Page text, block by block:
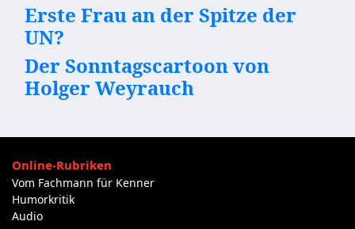
Erste Frau an der Spitze der
UN?
Der Sonntagscartoon von
Holger Weyrauch
Online-Rubriken
Vom Fachmann für Kenner
Humorkritik
Audio